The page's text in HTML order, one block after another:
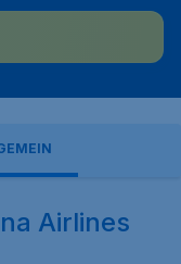
Airlines